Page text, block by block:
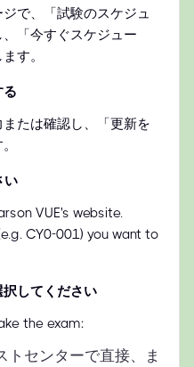
で、「試験のスケジュ
「今すぐスケジュー
す。
る
たは確認し、「更新を
い
VUE's website.
CY0-001) you want to
してください
the exam:
トセンターで直接、ま